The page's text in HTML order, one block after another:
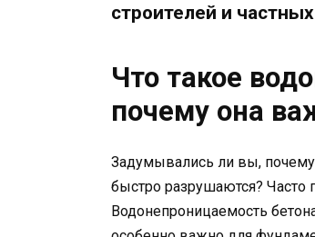
строителей и
Что такое
почему она
Задумывались ли вы, почему
быстро разрушаются? Часто
Водонепроницаемость